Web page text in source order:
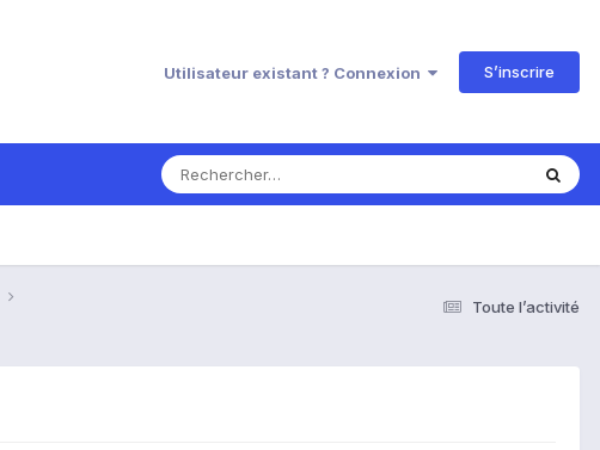
Utilisateur existant ? Connexion S’inscrire
Toute l’activité